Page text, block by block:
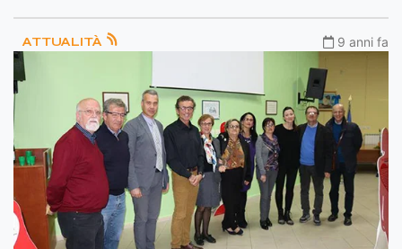
ATTUALITÀ 9 anni fa